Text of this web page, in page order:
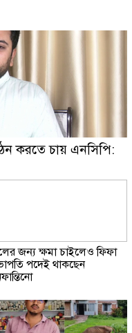
করতে চায় এনসিপি:
জন্য ক্ষমা চাইলেও ফিফা
পদেই থাকছেন